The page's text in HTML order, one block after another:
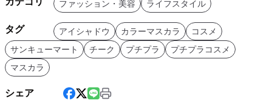
ファッション・美容 ライフスタイル
タグ アイシャドウ カラーマスカラ
コスメ
サンキューマート
チーク プチプラ
プチプラコスメ
マスカラ
シェア